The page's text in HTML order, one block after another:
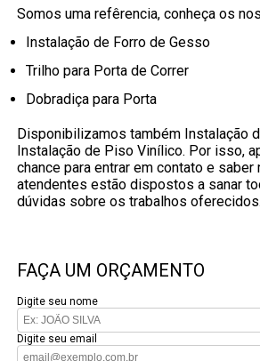
Somos uma refêrencia, conheça os
Instalação de Forro de Gesso
Trilho para Porta de Correr
Dobradiça para Porta
Disponibilizamos também Instalação
Instalação de Piso Vinílico. Por isso,
chance para entrar em contato e
atendentes estão dispostos a sanar
dúvidas sobre os trabalhos
FAÇA UM ORÇAMENTO
Digite seu nome
Digite seu email